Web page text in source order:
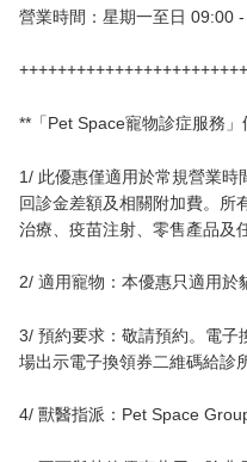
營業時間：星期一至日 09:00
**「Pet Space寵物診症服務」
1/ 此優惠僅適用於常規營業
回診金差額及相關附加費。所
治療、疫苗注射、零售產品及
2/ 適用寵物：本優惠只適用於
3/ 預約要求：敬請預約。電子
場出示電子換領券二維碼給診
4/ 獸醫指派：Pet Space